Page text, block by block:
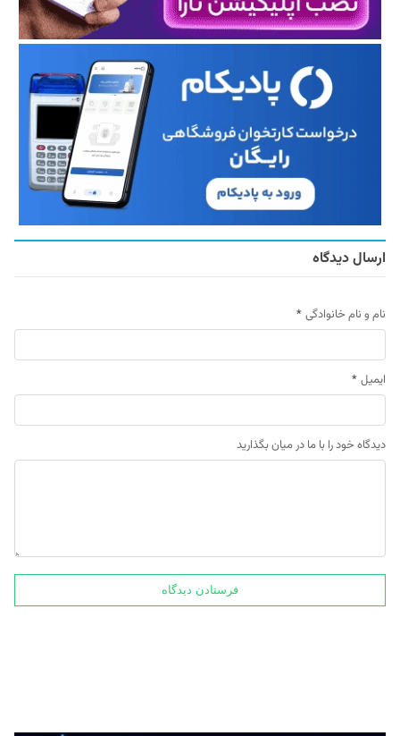
ارسال دیدگاه
نام و نام خانوادگی *
ایمیل *
دیدگاه خود را با ما در میان بگذارید